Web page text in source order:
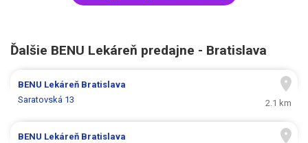
Ďalšie BENU Lekáreň predajne - Bratislava
BENU Lekáreň Bratislava
Saratovská 13
2.1 km
BENU Lekáreň Bratislava